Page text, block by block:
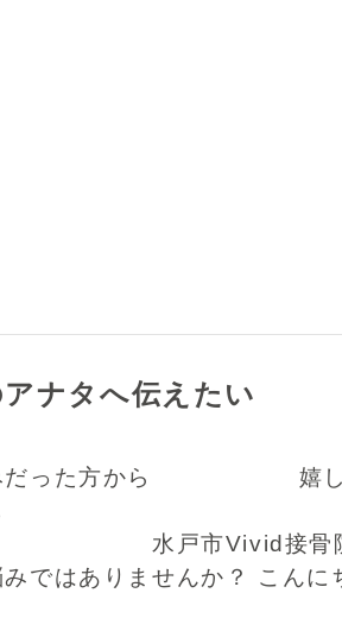
ナタへ伝えたい
の声】
悩みだった方から 嬉
Vivid接骨
ではありませんか？ こんに